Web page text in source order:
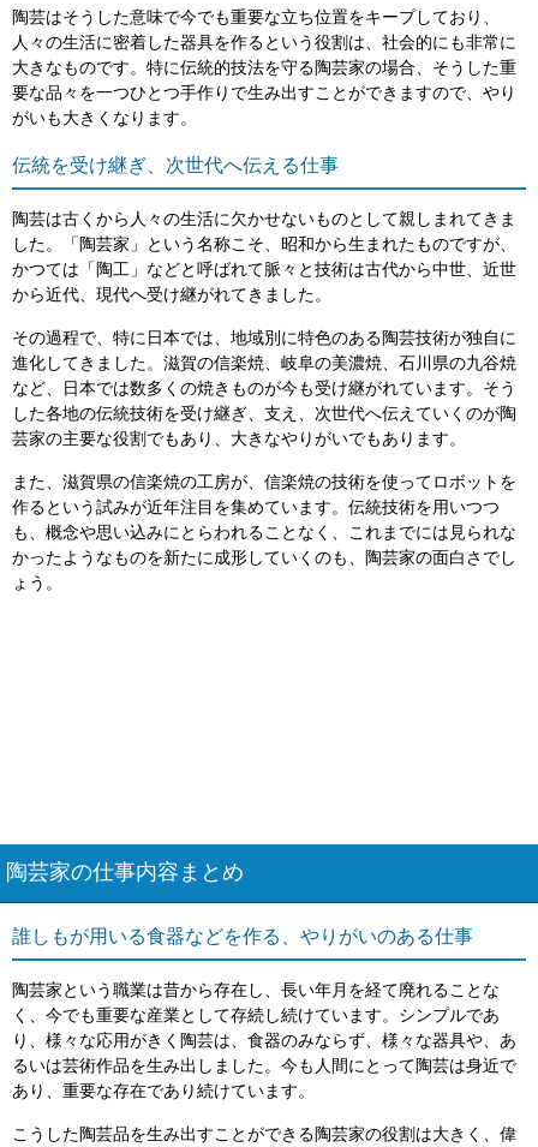
陶芸はそうした意味で今でも重要な立ち位置をキープしており、
人々の生活に密着した器具を作るという役割は、社会的にも非常に
大きなものです。特に伝統的技法を守る陶芸家の場合、そうした重
要な品々を一つひとつ手作りで生み出すことができますので、やり
がいも大きくなります。
伝統を受け継ぎ、次世代へ伝える仕事
陶芸は古くから人々の生活に欠かせないものとして親しまれてきま
した。「陶芸家」という名称こそ、昭和から生まれたものですが、
かつては「陶工」などと呼ばれて脈々と技術は古代から中世、近世
から近代、現代へ受け継がれてきました。
その過程で、特に日本では、地域別に特色のある陶芸技術が独自に
進化してきました。滋賀の信楽焼、岐阜の美濃焼、石川県の九谷焼
など、日本では数多くの焼きものが今も受け継がれています。そう
した各地の伝統技術を受け継ぎ、支え、次世代へ伝えていくのが陶
芸家の主要な役割でもあり、大きなやりがいでもあります。
また、滋賀県の信楽焼の工房が、信楽焼の技術を使ってロボットを
作るという試みが近年注目を集めています。伝統技術を用いつつ
も、概念や思い込みにとらわれることなく、これまでには見られな
かったようなものを新たに成形していくのも、陶芸家の面白さでし
ょう。
陶芸家の仕事内容まとめ
誰しもが用いる食器などを作る、やりがいのある仕事
陶芸家という職業は昔から存在し、長い年月を経て廃れることな
く、今でも重要な産業として存続し続けています。シンプルであ
り、様々な応用がきく陶芸は、食器のみならず、様々な器具や、あ
るいは芸術作品を生み出しました。今も人間にとって陶芸は身近で
あり、重要な存在であり続けています。
こうした陶芸品を生み出すことができる陶芸家の役割は大きく、偉